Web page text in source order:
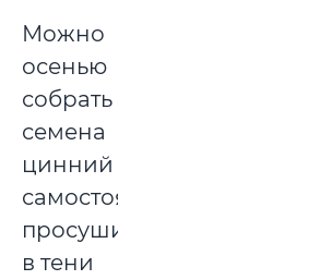
Можно
осенью
собрать
семена
цинний
самостоятельно,
просушить
в тени